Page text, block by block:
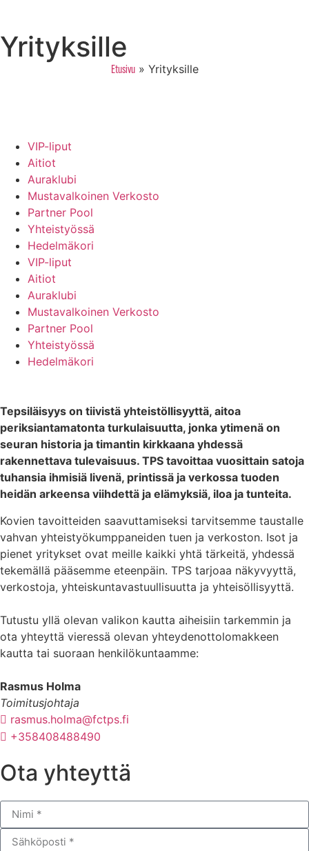
Yrityksille
Etusivu» Yrityksille
VIP-liput
Aitiot
Auraklubi
Mustavalkoinen Verkosto
Partner Pool
Yhteistyössä
Hedelmäkori
VIP-liput
Aitiot
Auraklubi
Mustavalkoinen Verkosto
Partner Pool
Yhteistyössä
Hedelmäkori
Tepsiläisyys on tiivistä yhteistöllisyyttä, aitoa
periksiantamatonta turkulaisuutta, jonka ytimenä on
seuran historia ja timantin kirkkaana yhdessä
rakennettava tulevaisuus. TPS tavoittaa vuosittain satoja
tuhansia ihmisiä livenä, printissä ja verkossa tuoden
heidän arkeensa viihdettä ja elämyksiä, iloa ja tunteita.
Kovien tavoitteiden saavuttamiseksi tarvitsemme taustalle
vahvan yhteistyökumppaneiden tuen ja verkoston. Isot ja
pienet yritykset ovat meille kaikki yhtä tärkeitä, yhdessä
tekemällä pääsemme eteenpäin. TPS tarjoaa näkyvyyttä,
verkostoja, yhteiskuntavastuullisuutta ja yhteisöllisyyttä.
Tutustu yllä olevan valikon kautta aiheisiin tarkemmin ja
ota yhteyttä vieressä olevan yhteydenottolomakkeen
kautta tai suoraan henkilökuntaamme:
Rasmus Holma
Toimitusjohtaja
rasmus.holma@fctps.fi
+358408488490
Ota yhteyttä